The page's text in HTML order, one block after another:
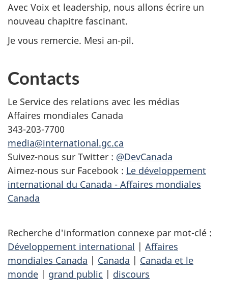
Avec Voix et leadership, nous allons écrire un
nouveau chapitre fascinant.
Je vous remercie. Mesi an-pil.
Contacts
Le Service des relations avec les médias
Affaires mondiales Canada
343-203-7700
media@international.gc.ca
Suivez-nous sur Twitter : @DevCanada
Aimez-nous sur Facebook : Le développement
international du Canada - Affaires mondiales
Canada
Recherche d'information connexe par mot-clé :
Développement international | Affaires
mondiales Canada | Canada | Canada et le
monde | grand public | discours